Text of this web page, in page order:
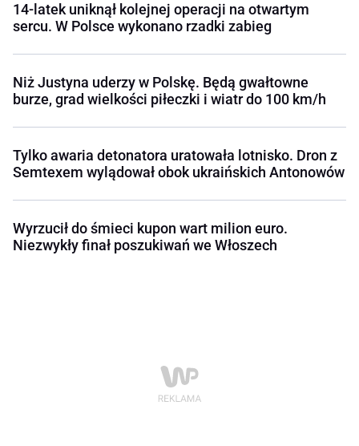
14-latek uniknął kolejnej operacji na otwartym
sercu. W Polsce wykonano rzadki zabieg
Niż Justyna uderzy w Polskę. Będą gwałtowne
burze, grad wielkości piłeczki i wiatr do 100 km/h
Tylko awaria detonatora uratowała lotnisko. Dron z
Semtexem wylądował obok ukraińskich Antonowów
Wyrzucił do śmieci kupon wart milion euro.
Niezwykły finał poszukiwań we Włoszech